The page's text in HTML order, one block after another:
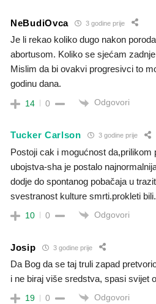
NeBudiOvca 3 godine prije
Je li rekao koliko dugo nakon
abortusom. Koliko se sjećam
Mislim da bi ovakvi progresivci to
godinu dana.
14 0 Odgovori
Tucker Carlson 3 godine prije
Postoji cak i mogućnost da,prilikom
ubojstva-sha je postalo
dodje do spontanog pobačaja u
svestranost kulture smrti.prokleti bili.
10 0 Odgovori
Josip 3 godine prije
Da Bog da se taj truli zapad
i ne biraj više sredstva, spasi svijet
19 0 Odgovori